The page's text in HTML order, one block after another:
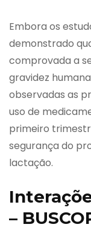
Embora os
demonstrado
comprovada a
gravidez
observadas as
uso de
primeiro
segurança do
lactação.
–